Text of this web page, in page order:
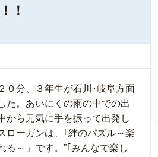
！
０分、３年生が石川･岐阜方面
た。あいにくの雨の中での出
から元気に手を振って出発し
ローガンは、｢絆のパズル～楽
る～」です。”｢みんなで楽し